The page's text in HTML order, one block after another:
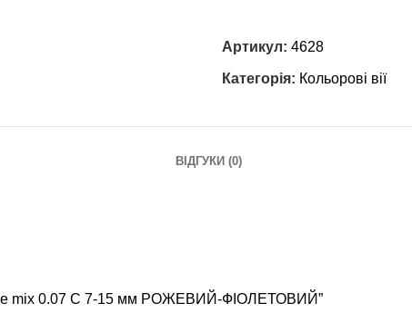
Артикул: 4628
Категорія: Кольорові вії
ВІДГУКИ (0)
mix 0.07 С 7-15 мм РОЖЕВИЙ-ФІОЛЕТОВИЙ”